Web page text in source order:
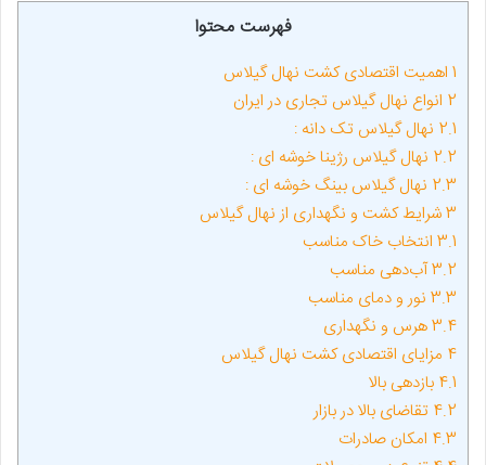
فهرست محتوا
1 اهمیت اقتصادی کشت نهال گیلاس
2 انواع نهال گیلاس تجاری در ایران
2.1 نهال گیلاس تک دانه :
2.2 نهال گیلاس رژینا خوشه ای :
2.3 نهال گیلاس بینگ خوشه ای :
3شرایط کشت و نگهداری از نهال گیلاس
3.1 انتخاب خاک مناسب
3.2آب‌دهی مناسب
3.3 نور و دمای مناسب
3.4هرس و نگهداری
4 مزایای اقتصادی کشت نهال گیلاس
4.1 بازدهی بالا
4.2 تقاضای بالا در بازار
4.3 امکان صادرات